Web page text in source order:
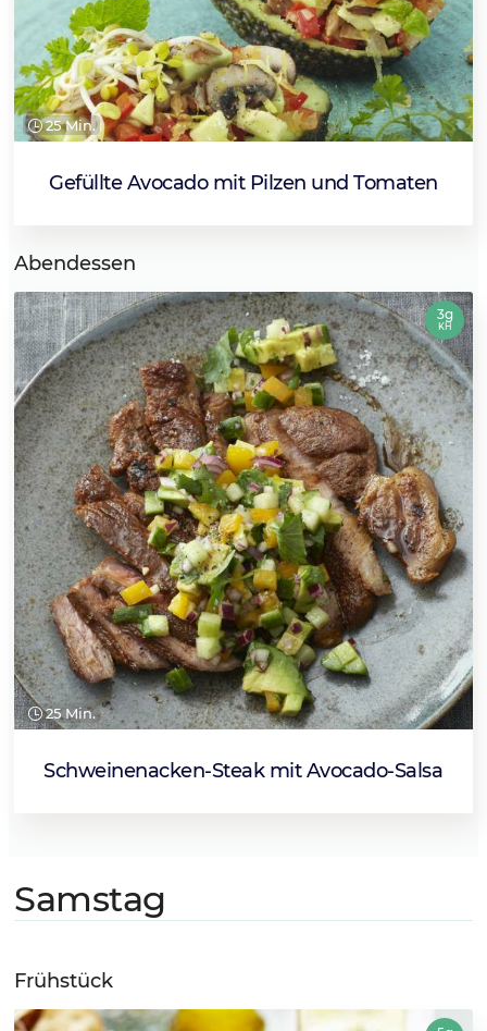
25 Min.
Gefüllte Avocado mit Pilzen und Tomaten
Abendessen
25 Min.
Schweinenacken-Steak mit Avocado-Salsa
3g
KH
Samstag
Frühstück